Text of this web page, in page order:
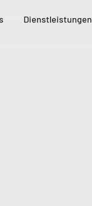
Dienstleistungen